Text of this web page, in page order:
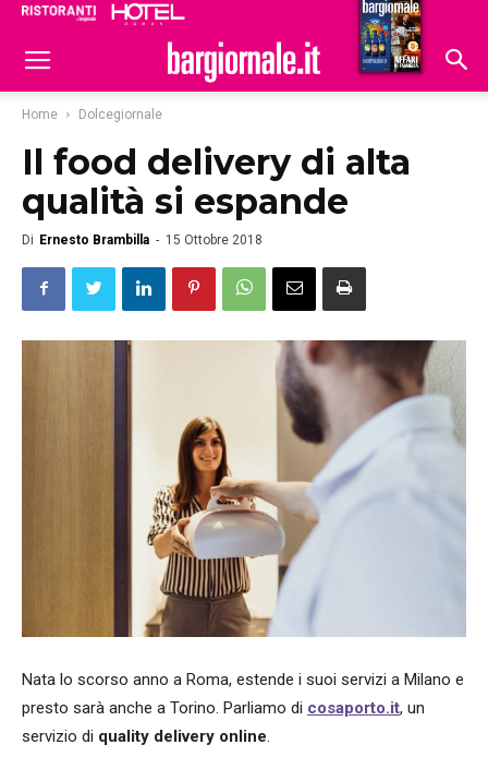
Hoteldomani
Home Dolcegiornale
Il food delivery di alta
qualità si espande
Di Ernesto Brambilla - 15 Ottobre 2018
Nata lo scorso anno a Roma, estende i suoi servizi a Milano e
presto sarà anche a Torino. Parliamo di cosaporto.it, un
servizio di quality delivery online.